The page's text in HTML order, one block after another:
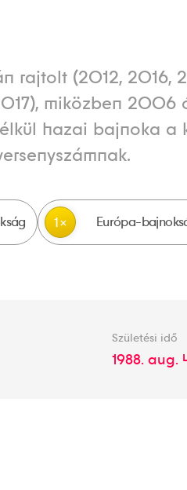
rajtolt (2012, 2016,
miközben 2006
hazai bajnoka a
1 Európa-
Születési idő
1988. aug.